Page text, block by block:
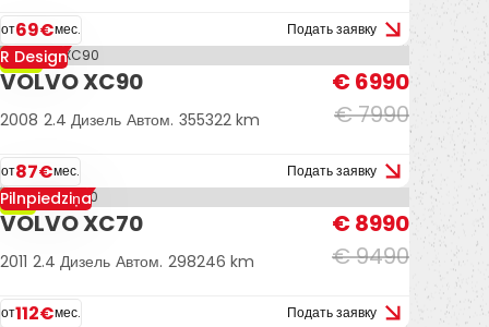
от69€мес. Подать заявку
-13%
R Design
VOLVO XC90
€ 7990
€ 6990
2008 2.4 Дизель Автом. 355322 km
от87€мес. Подать заявку
-5%
Pilnpiedziņa
VOLVO XC70
€ 9490
€ 8990
2011 2.4 Дизель Автом. 298246 km
от112€мес. Подать заявку